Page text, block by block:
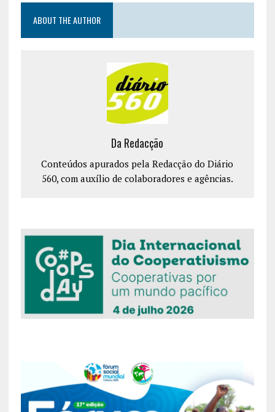
ABOUT THE AUTHOR
Da Redacção
Conteúdos apurados pela Redacção do Diário
560, com auxílio de colaboradores e agências.